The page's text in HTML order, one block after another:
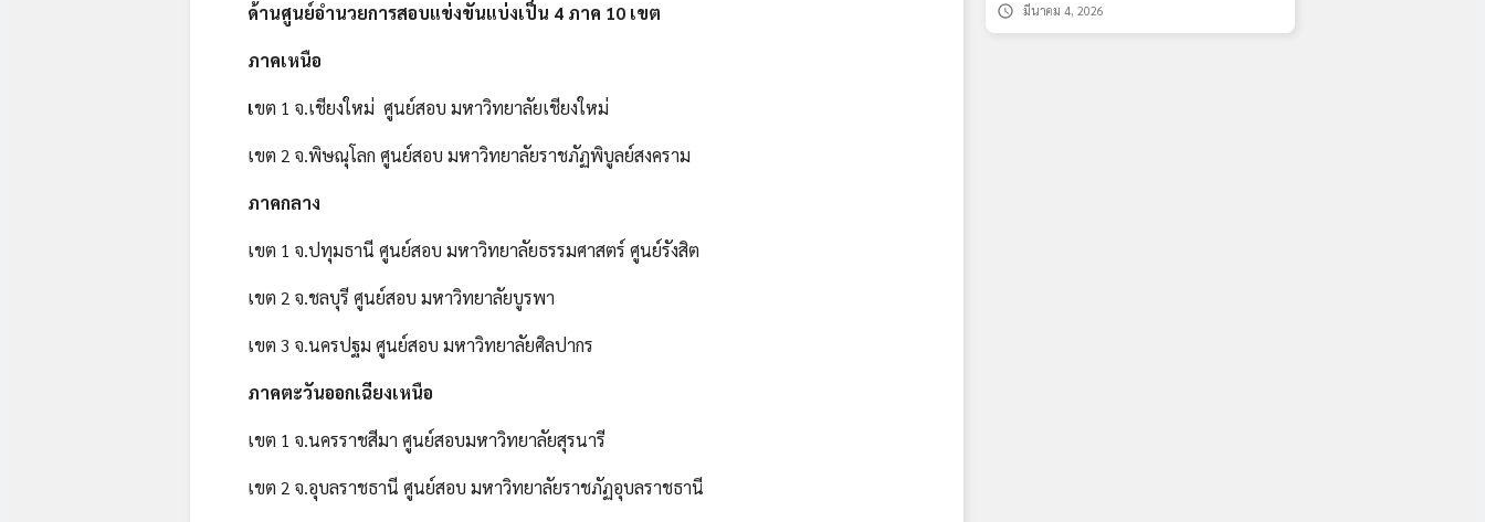
ด้านศูนย์อำนวยการสอบแข่งขันแบ่งเป็น 4 ภาค 10 เขต
ภาคเหนือ
เขต 1 จ.เชียงใหม่ ศูนย์สอบ มหาวิทยาลัยเชียงใหม่
เขต 2 จ.พิษณุโลก ศูนย์สอบ มหาวิทยาลัยราชภัฏพิบูลย์สงคราม
ภาคกลาง
เขต 1 จ.ปทุมธานี ศูนย์สอบ มหาวิทยาลัยธรรมศาสตร์ ศูนย์รังสิต
เขต 2 จ.ชลบุรี ศูนย์สอบ มหาวิทยาลัยบูรพา
เขต 3 จ.นครปฐม ศูนย์สอบ มหาวิทยาลัยศิลปากร
ภาคตะวันออกเฉียงเหนือ
เขต 1 จ.นครราชสีมา ศูนย์สอบมหาวิทยาลัยสุรนารี
เขต 2 จ.อุบลราชธานี ศูนย์สอบ มหาวิทยาลัยราชภัฏอุบลราชธานี
schedule มีนาคม 4, 2026